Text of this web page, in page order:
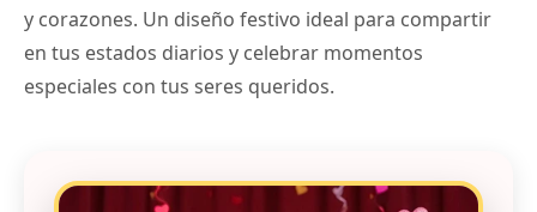
y corazones. Un diseño festivo ideal para compartir
en tus estados diarios y celebrar momentos
especiales con tus seres queridos.